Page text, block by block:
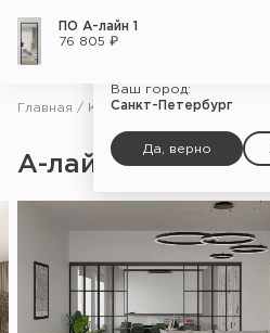
Ваш город:
Санкт-Петербург
Да, верно
Главная Каталог
А-лайн
ПО А-лайн 1
76 805 ₽